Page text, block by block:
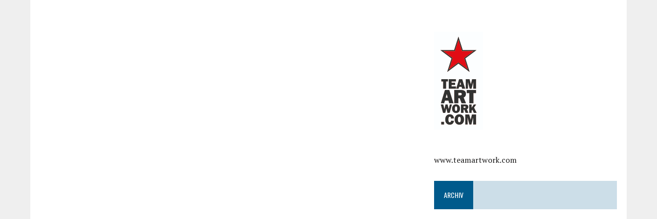
www.teamartwork.com
ARCHIV